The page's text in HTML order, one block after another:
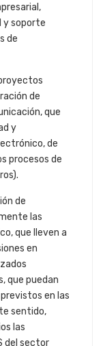
y soporte
de
de
que
y
de
procesos de
de
las
que lleven a
en
que puedan
en las
sentido,
las
del sector